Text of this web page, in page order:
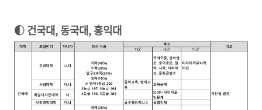
◐ 건국대, 동국대, 홍익대